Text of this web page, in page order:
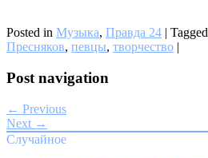
Posted in Музыка, Правда 24 | Tagged
Пресняков, певцы, творчество |
Post navigation
← Previous
Next →
Случайное